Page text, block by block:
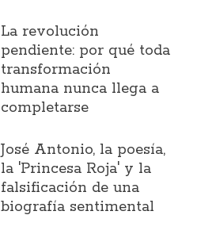
La revolución
pendiente: por qué toda
transformación
humana nunca llega a
completarse
José Antonio, la poesía,
la 'Princesa Roja' y la
falsificación de una
biografía sentimental